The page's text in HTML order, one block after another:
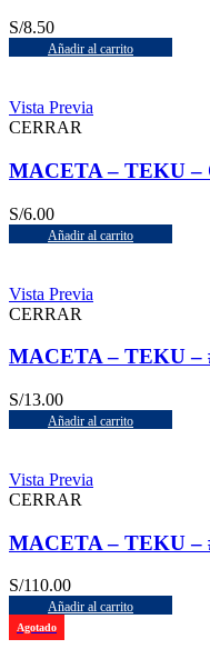
S/8.50
Añadir al carrito
Vista Previa
CERRAR
MACETA – TEKU –
S/6.00
Añadir al carrito
Vista Previa
CERRAR
MACETA – TEKU –
S/13.00
Añadir al carrito
Vista Previa
CERRAR
MACETA – TEKU –
S/110.00
Añadir al carrito
Agotado